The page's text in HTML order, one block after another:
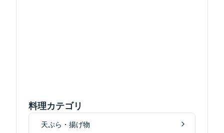
料理カテゴリ
天ぷら・揚げ物